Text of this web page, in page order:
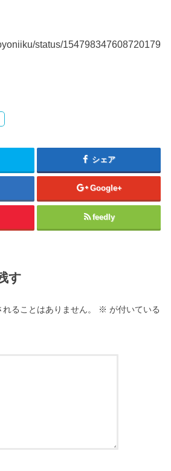
status/154798347608720179
シェア
Google+
feedly
す
ることはありません。 ※ が付いている